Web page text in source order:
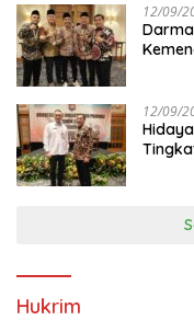
12/09/
12/09/
Hukrim